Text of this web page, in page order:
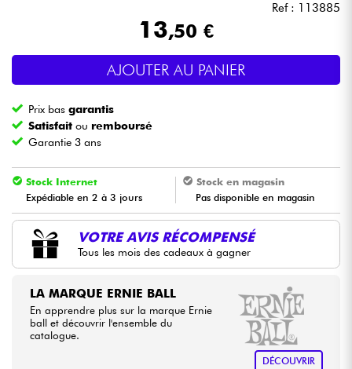
Batteries & Percu
Violons & Quatuor
Eveil Musical
HiFi
Ref : 113885
13,50 €
AJOUTER AU PANIER
Prix basgarantis
Satisfait ou remboursé
Garantie 3 ans
Stock Internet
Expédiable en 2 à 3 jours
Stock en magasin
Pas disponible en magasin
VOTRE AVIS RÉCOMPENSÉ
Tous les mois des cadeaux à gagner
LA MARQUE ERNIE BALL
En apprendre plus sur la marque Ernie
ball et découvrir l'ensemble du
catalogue.
DÉCOUVRIR